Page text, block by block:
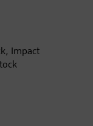
Impact